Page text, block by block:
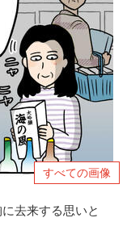
すべての画像
去来する思いと